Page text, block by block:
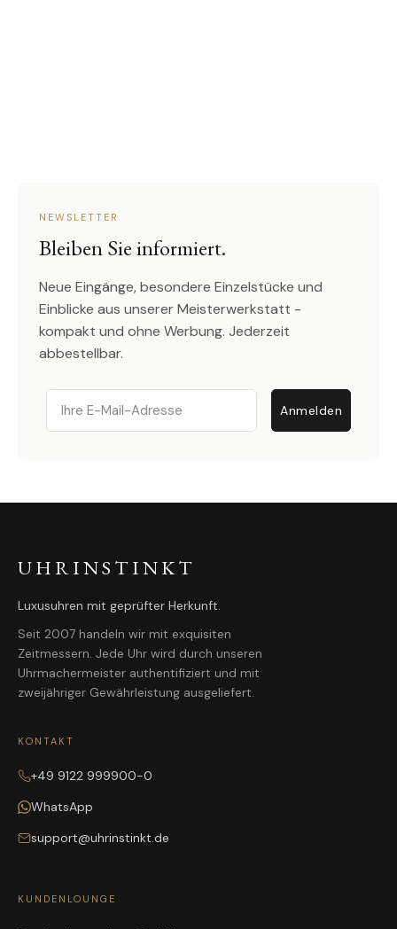
NEWSLETTER
Bleiben Sie informiert.
Neue Eingänge, besondere Einzelstücke und
Einblicke aus unserer Meisterwerkstatt -
kompakt und ohne Werbung. Jederzeit
abbestellbar.
Email
Anmelden
UHRINSTINKT
Luxusuhren mit geprüfter Herkunft.
Seit 2007 handeln wir mit exquisiten
Zeitmessern. Jede Uhr wird durch unseren
Uhrmachermeister authentifiziert und mit
zweijähriger Gewährleistung ausgeliefert.
KONTAKT
+49 9122 999900-0
WhatsApp
support@uhrinstinkt.de
KUNDENLOUNGE